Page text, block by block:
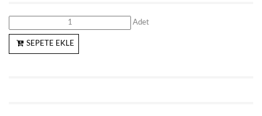
Adet
SEPETE EKLE